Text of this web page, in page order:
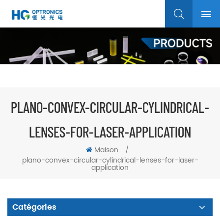
PLANO-CONVEX-CIRCULAR-CYLINDRICAL-
LENSES-FOR-LASER-APPLICATION
Maison
/
plano-convex-circular-cylindrical-lenses-for-laser-
application
Catégories